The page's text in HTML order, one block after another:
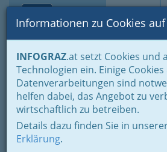
Suche
Informationen zu Cookies
INFOGRAZ.at setzt Cookies und
Technologien ein. Einige Cookies
Datenverarbeitungen sind
helfen dabei, das Angebot zu
wirtschaftlich zu betreiben.
Details dazu finden Sie in
Erklärung.
Home Branchen
KELAG Wärme
Triester Straße 367, 8055 Graz
+43 5 0280 - 3950
+43 5 0280 - 2899